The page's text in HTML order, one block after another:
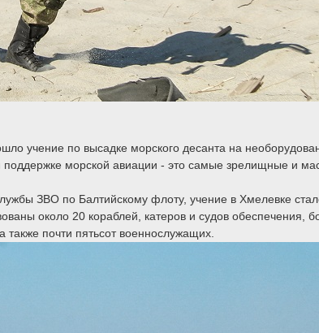
учение по высадке морского десанта на
морской авиации - это самые зрелищные и
ЗВО по Балтийскому флоту, учение в Хмелевке
около 20 кораблей, катеров и судов обеспечения,
почти пятьсот военнослужащих.